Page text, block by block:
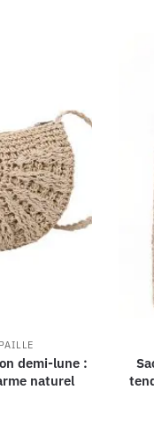
demi-lune :
naturel